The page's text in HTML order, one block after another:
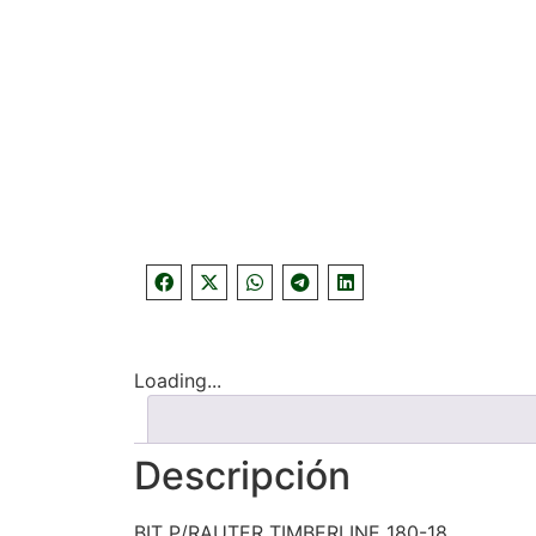
Loading...
Descripción